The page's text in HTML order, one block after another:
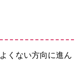
くない方向に進ん